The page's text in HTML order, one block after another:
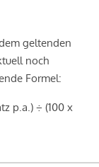
geltenden
noch
Formel:
p.a.) ÷ (100 x